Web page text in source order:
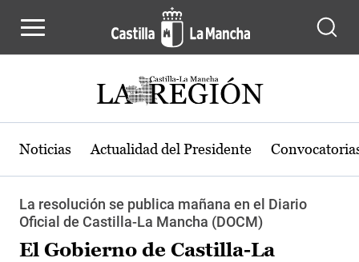
Noticias Actualidad del Presidente
La resolución se publica mañana en el Diario
Oficial de Castilla-La Mancha (DOCM)
El Gobierno de Castilla-La